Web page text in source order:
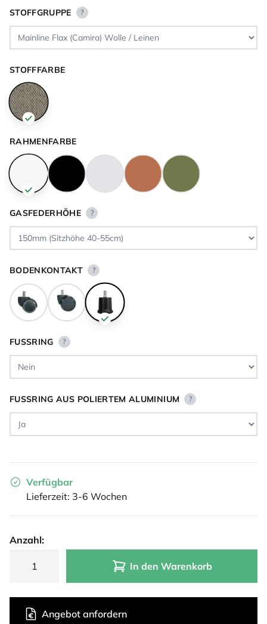
STOFFGRUPPE ?
STOFFFARBE
RAHMENFARBE
GASFEDERHÖHE ?
BODENKONTAKT ?
FUSSRING ?
FUSSRING AUS POLIERTEM ALUMINIUM ?
Verfügbar
Lieferzeit: 3-6 Wochen
Anzahl:
In den Warenkorb
Angebot anfordern